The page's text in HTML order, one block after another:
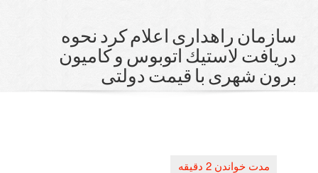
راهداری اعلام كرد نحوه
لاستیك اتوبوس و كامیون
شهری با قیمت دولتی